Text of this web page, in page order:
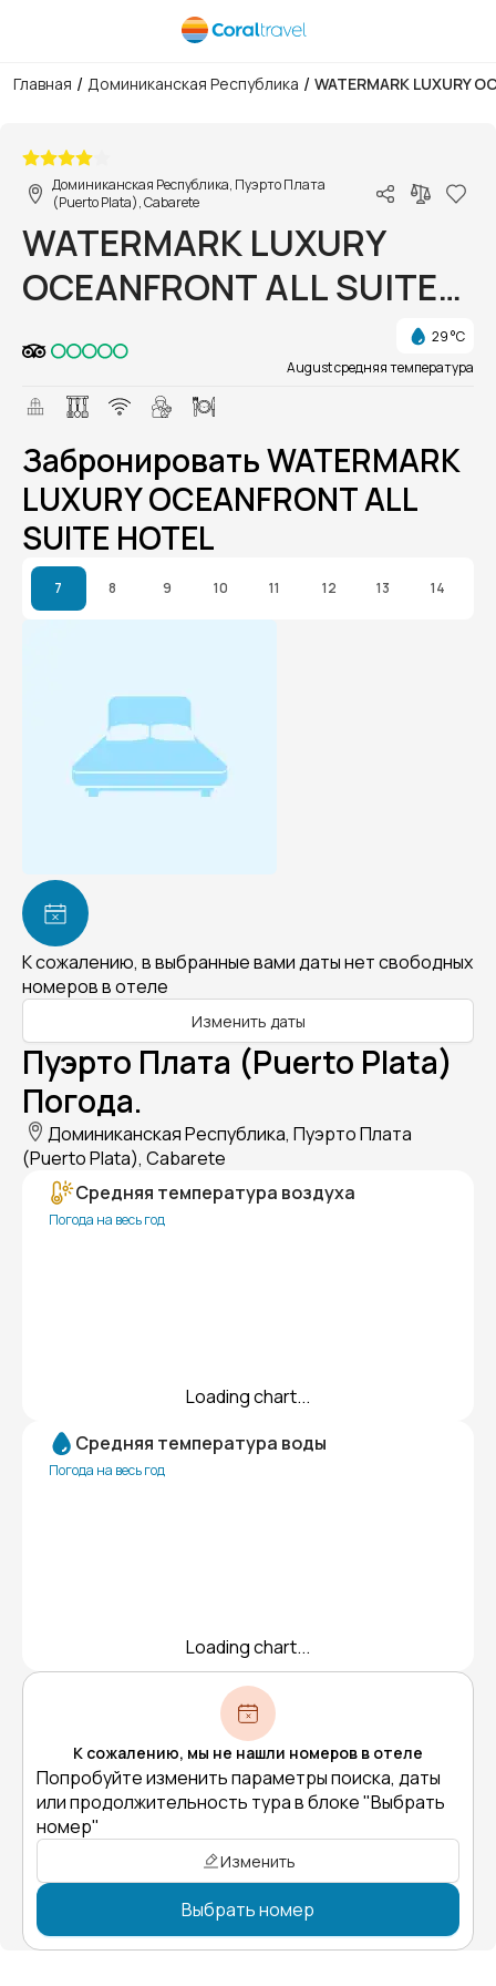
Главная / Доминиканская Республика / WATERMARK LUXURY
Доминиканская Республика, Пуэрто Плата
(Puerto Plata), Cabarete
WATERMARK LUXURY
OCEANFRONT ALL SUITE
HOTEL
29 °C
August средняя температура
Забронировать WATERMARK
LUXURY OCEANFRONT ALL
SUITE HOTEL
7 8 9 10 11 12 13 14
К сожалению, в выбранные вами даты нет свободных
номеров в отеле
Изменить даты
Пуэрто Плата (Puerto Plata)
Погода.
Доминиканская Республика, Пуэрто Плата
(Puerto Plata), Cabarete
Средняя температура воздуха
Погода на весь год
Loading chart...
Средняя температура воды
Погода на весь год
Loading chart...
К сожалению, мы не нашли номеров в отеле
Попробуйте изменить параметры поиска, даты
или продолжительность тура в блоке "Выбрать
номер"
Изменить
Выбрать номер